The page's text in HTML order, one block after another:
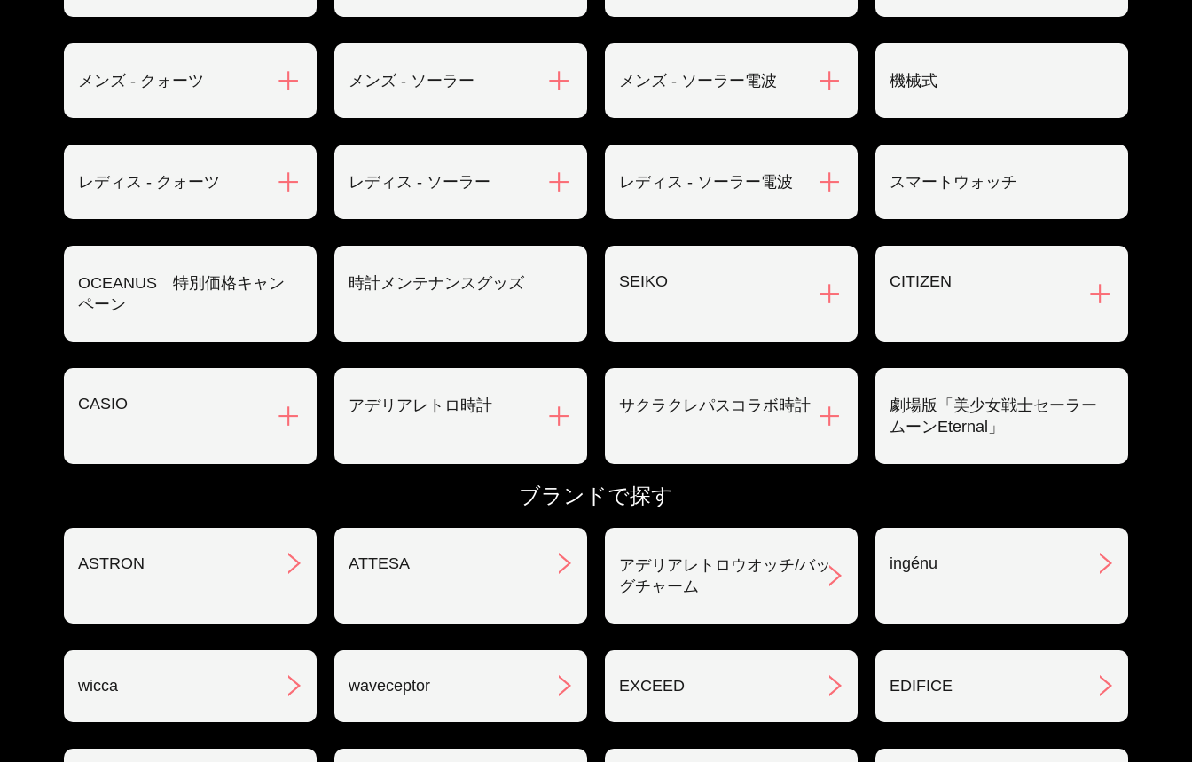
メンズ - クォーツ メンズ - ソーラー メンズ - ソーラー電波 機械式
レディス - クォーツ レディス - ソーラー レディス - ソーラー電波 スマートウォッチ
OCEANUS 特別価格キャン
ペーン
時計メンテナンスグッズ SEIKO CITIZEN
CASIO アデリアレトロ時計 サクラクレパスコラボ時計
劇場版「美少女戦士セーラー
ムーンEternal」
ブランドで探す
ASTRON ATTESA
アデリアレトロウオッチ/バッ
グチャーム
ingénu
wicca waveceptor EXCEED EDIFICE